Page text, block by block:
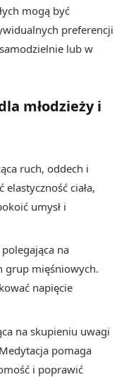
mogą być
preferencji
lub w
młodzieży i
ruch, oddech i
ciała,
umysł i
na
grup mięśniowych.
napięcie
na skupieniu uwagi
pomaga
i poprawić